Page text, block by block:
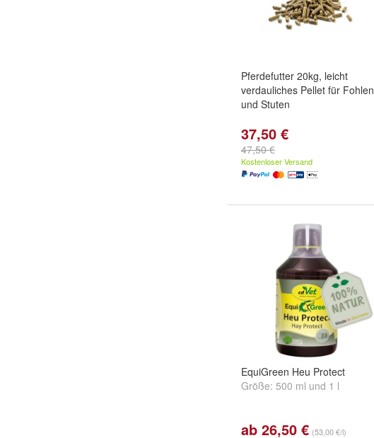
Pferdefutter 20kg, leicht
verdauliches Pellet für Fohlen
und Stuten
37,50 €
47,50 €
Kostenloser Versand
EquiGreen Heu Protect
Größe: 500 ml und 1 l
ab 26,50 € (53,00 €/l)